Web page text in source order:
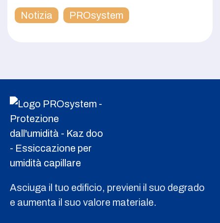
Notizia PROsystem
Asciuga il tuo edificio, previeni il suo degrado
e aumenta il suo valore materiale.